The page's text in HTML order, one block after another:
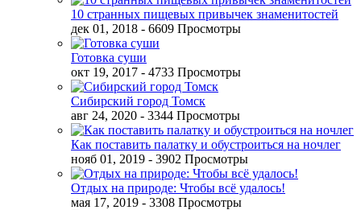
10 странных пищевых привычек знаменитостей
дек 01, 2018 - 6609 Просмотры
Готовка суши
окт 19, 2017 - 4733 Просмотры
Сибирский город Томск
авг 24, 2020 - 3344 Просмотры
Как поставить палатку и обустроиться на ночлег
нояб 01, 2019 - 3902 Просмотры
Отдых на природе: Чтобы всё удалось!
мая 17, 2019 - 3308 Просмотры